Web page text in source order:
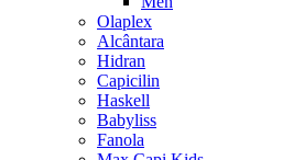
Olaplex
Alcântara
Hidran
Capicilin
Haskell
Babyliss
Fanola